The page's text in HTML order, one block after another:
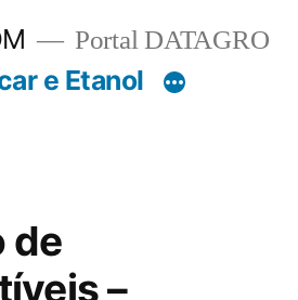
Portal DATAGRO
e Etanol
de
–